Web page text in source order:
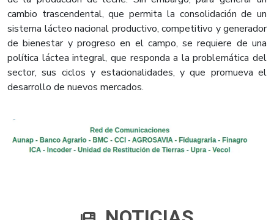
cambio trascendental, que permita la consolidación de un
sistema lácteo nacional productivo, competitivo y generador
de bienestar y progreso en el campo, se requiere de una
política láctea integral, que responda a la problemática del
sector, sus ciclos y estacionalidades, y que promueva el
desarrollo de nuevos mercados.